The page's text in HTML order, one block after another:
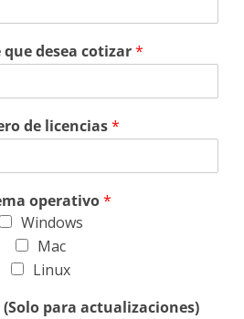
desea cotizar*
de licencias*
operativo*
Windows
Mac
Linux
para actualizaciones)